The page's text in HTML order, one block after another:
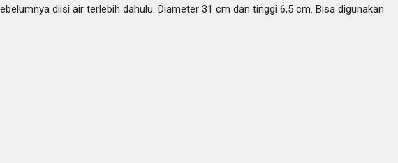
diisi air terlebih dahulu. Diameter 31 cm dan tinggi 6,5 cm. Bisa digunakan